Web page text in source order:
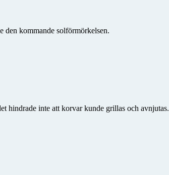
den kommande solförmörkelsen.
hindrade inte att korvar kunde grillas och avnjutas.